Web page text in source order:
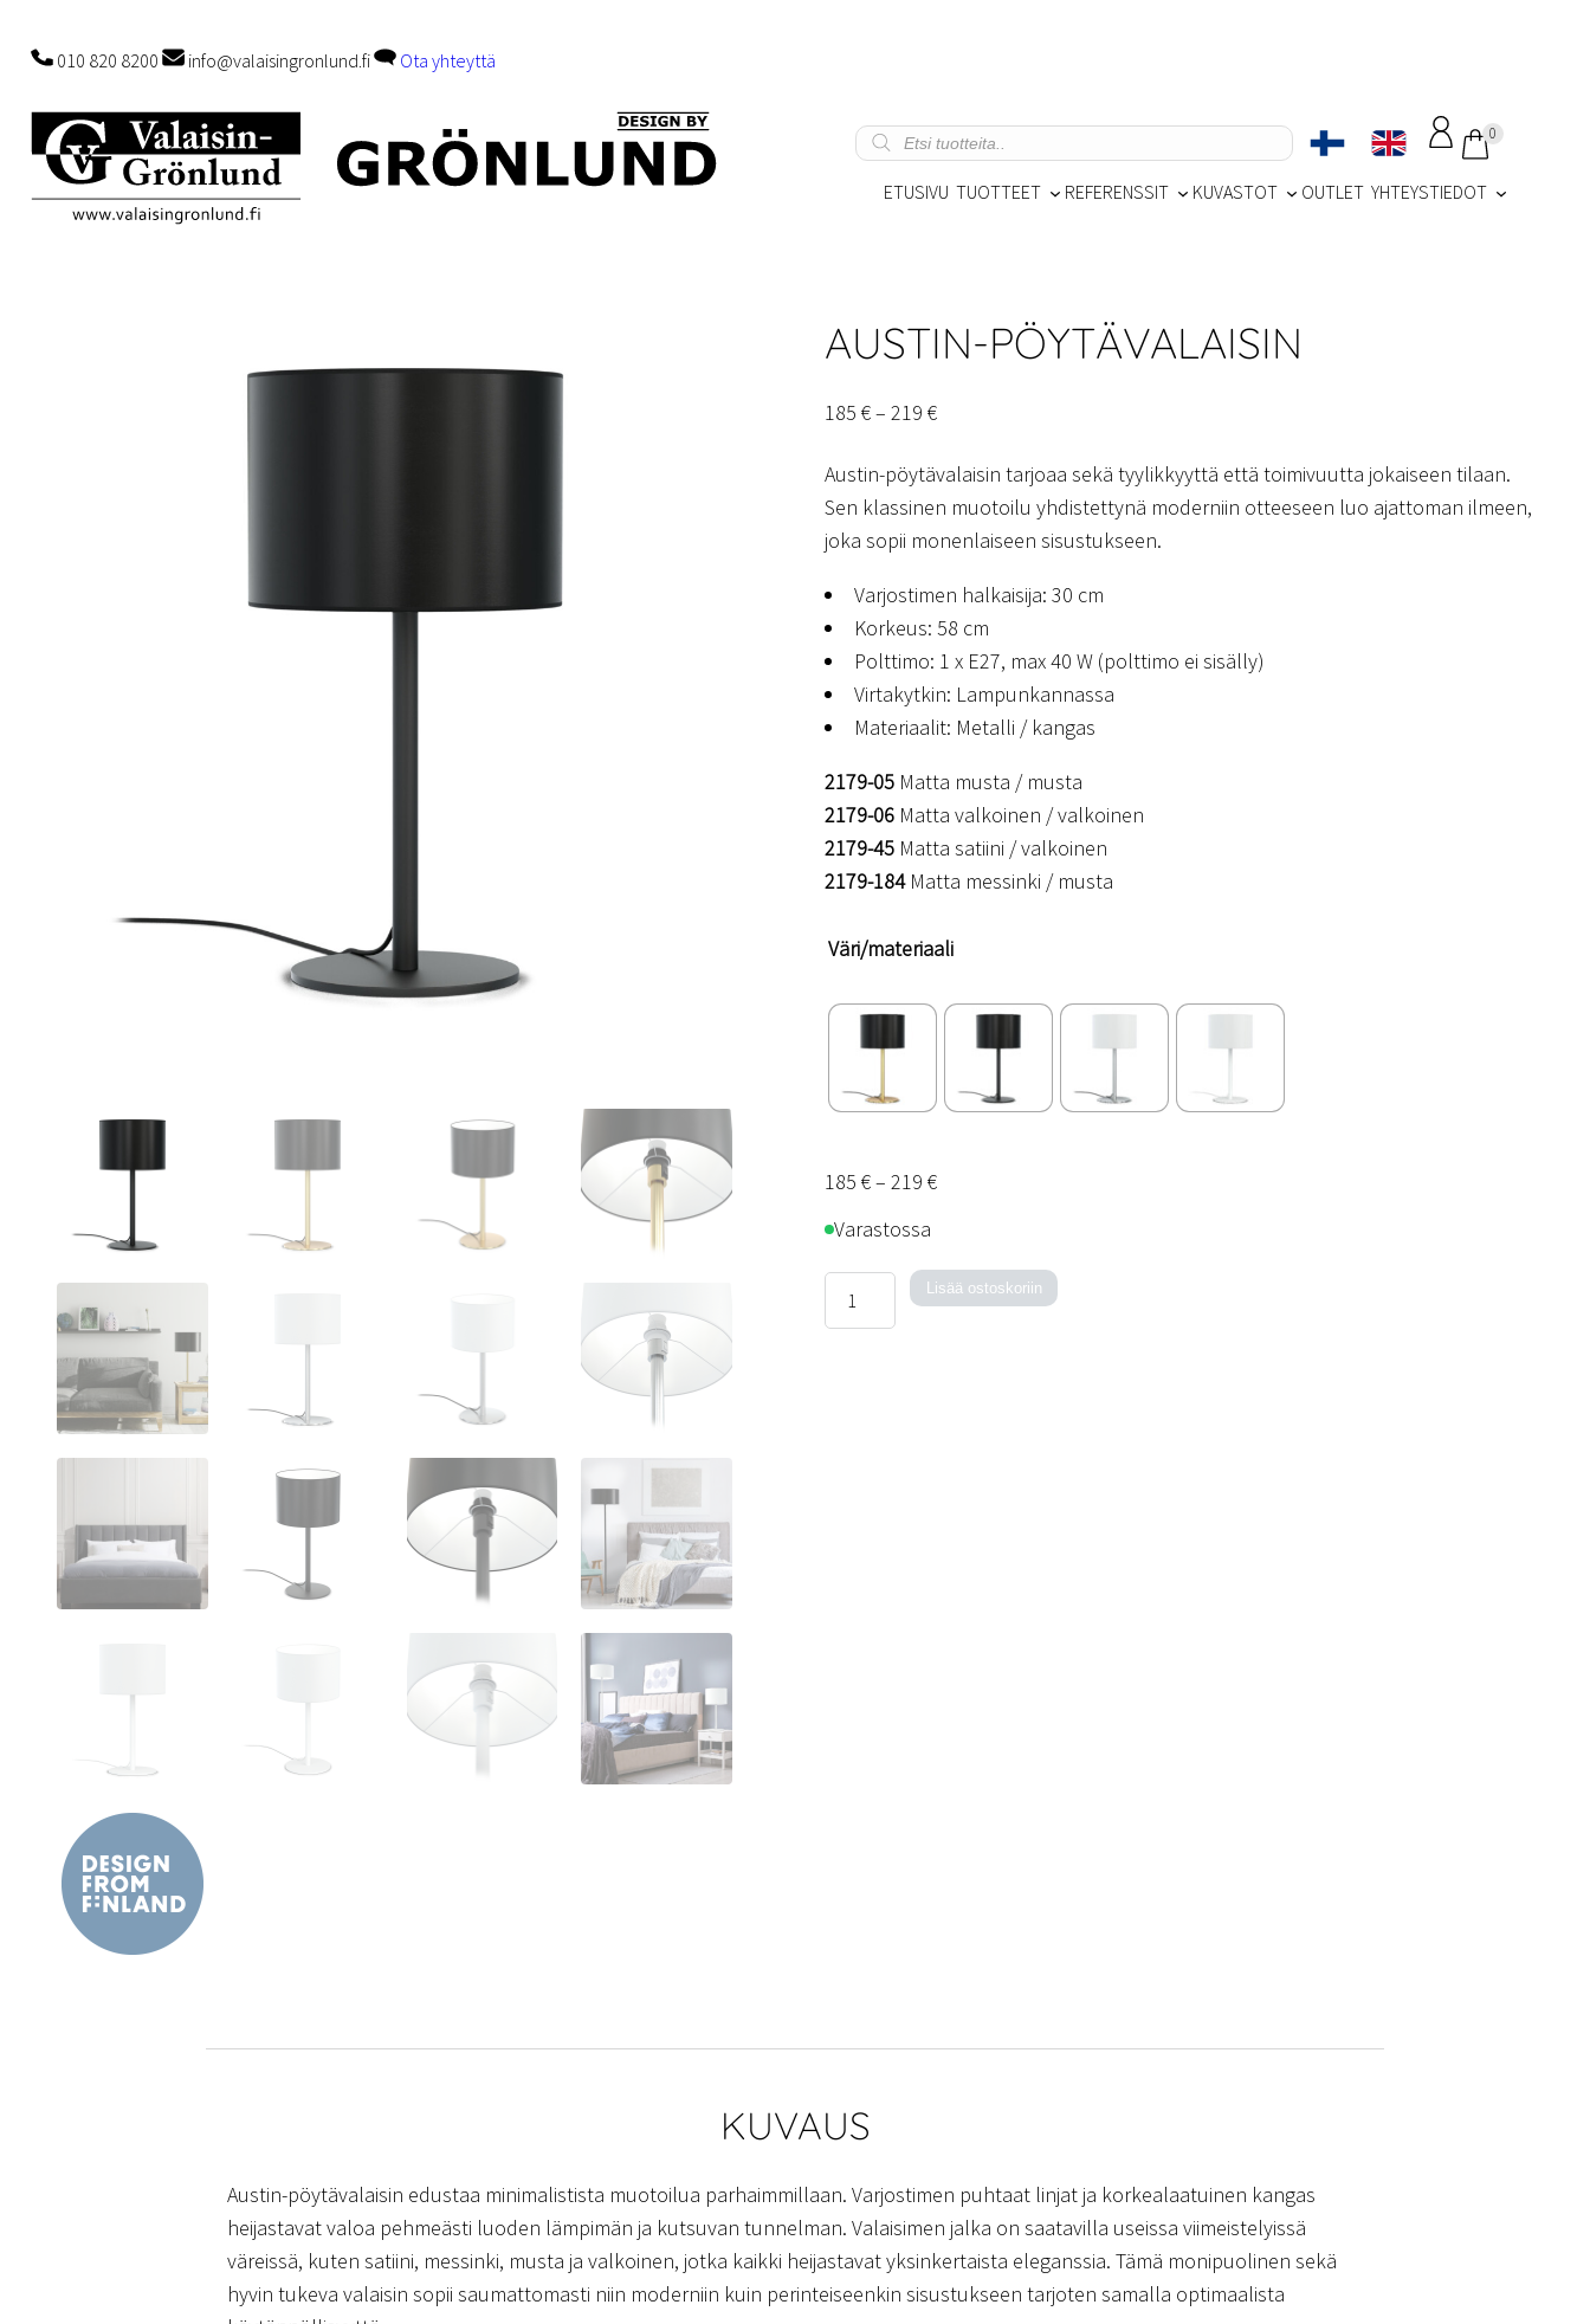
010 820 8200 info@valaisingronlund.fi Ota yhteyttä
Products
search
0
ETUSIVU TUOTTEET REFERENSSIT KUVASTOT OUTLET YHTEYSTIEDOT
AUSTIN-PÖYTÄVALAISIN
185€– 219€Hintaluokka:
–
219 €
Austin-pöytävalaisin tarjoaa sekä tyylikkyyttä että toimivuutta jokaiseen tilaan.
Sen klassinen muotoilu yhdistettynä moderniin otteeseen luo ajattoman ilmeen,
joka sopii monenlaiseen sisustukseen.
Varjostimen halkaisija: 30 cm
Korkeus: 58 cm
Polttimo: 1 x E27, max 40 W (polttimo ei sisälly)
Virtakytkin: Lampunkannassa
Materiaalit: Metalli / kangas
2179-05 Matta musta / musta
2179-06 Matta valkoinen / valkoinen
2179-45 Matta satiini / valkoinen
2179-184 Matta messinki / musta
Väri/materiaali
185€– 219€Hintaluokka:
219 €
Varastossa
pöytävalaisin
Lisää ostoskoriin
KUVAUS
Austin-pöytävalaisin edustaa minimalistista muotoilua parhaimmillaan. Varjostimen puhtaat linjat ja korkealaatuinen kangas
heijastavat valoa pehmeästi luoden lämpimän ja kutsuvan tunnelman. Valaisimen jalka on saatavilla useissa viimeistelyissä
väreissä, kuten satiini, messinki, musta ja valkoinen, jotka kaikki heijastavat yksinkertaista eleganssia. Tämä monipuolinen sekä
hyvin tukeva valaisin sopii saumattomasti niin moderniin kuin perinteiseenkin sisustukseen tarjoten samalla optimaalista